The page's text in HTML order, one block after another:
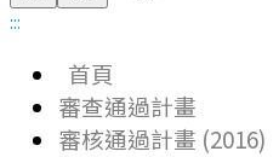
:::
首頁
審查通過計畫
審核通過計畫 (2016)